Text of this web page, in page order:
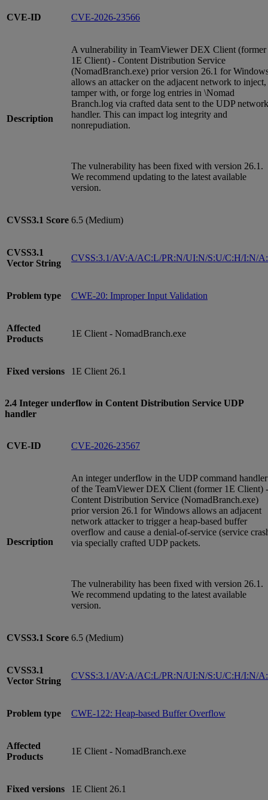
CVE-ID CVE-2026-23566
Description
A vulnerability in TeamViewer DEX Client (former
1E Client) - Content Distribution Service
(NomadBranch.exe) prior version 26.1 for
allows an attacker on the adjacent network to inject,
tamper with, or forge log entries in \Nomad
Branch.log via crafted data sent to the UDP network
handler. This can impact log integrity and
nonrepudiation.
The vulnerability has been fixed with version 26.1.
We recommend updating to the latest available
version.
CVSS3.1 Score 6.5 (Medium)
CVSS3.1
Vector String
CVSS:3.1/AV:A/AC:L/PR:N/UI:N/S:U/C:H/I:N/
Problem type CWE-20: Improper Input Validation
Affected
Products
1E Client - NomadBranch.exe
Fixed versions 1E Client 26.1
2.4 Integer underflow in Content Distribution Service UDP
handler
CVE-ID CVE-2026-23567
Description
An integer underflow in the UDP command handler
of the TeamViewer DEX Client (former 1E Client) -
Content Distribution Service (NomadBranch.exe)
prior version 26.1 for Windows allows an adjacent
network attacker to trigger a heap-based buffer
overflow and cause a denial-of-service (service
via specially crafted UDP packets.
The vulnerability has been fixed with version 26.1.
We recommend updating to the latest available
version.
CVSS3.1 Score 6.5 (Medium)
CVSS3.1
Vector String
CVSS:3.1/AV:A/AC:L/PR:N/UI:N/S:U/C:H/I:N/
Problem type CWE-122: Heap-based Buffer Overflow
Affected
Products
1E Client - NomadBranch.exe
Fixed versions 1E Client 26.1